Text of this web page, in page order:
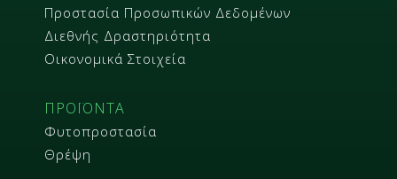
Προστασία Προσωπικών Δεδομένων
Διεθνής Δραστηριότητα
Οικονομικά Στοιχεία
ΠΡΟΪΟΝΤΑ
Φυτοπροστασία
Θρέψη